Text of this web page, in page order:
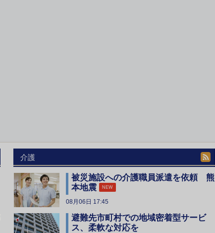
介護
被災施設への介護職員派遣を依頼 熊
本地震
NEW
08月06日 17:45
避難先市町村での地域密着型サービ
ス、柔軟な対応を